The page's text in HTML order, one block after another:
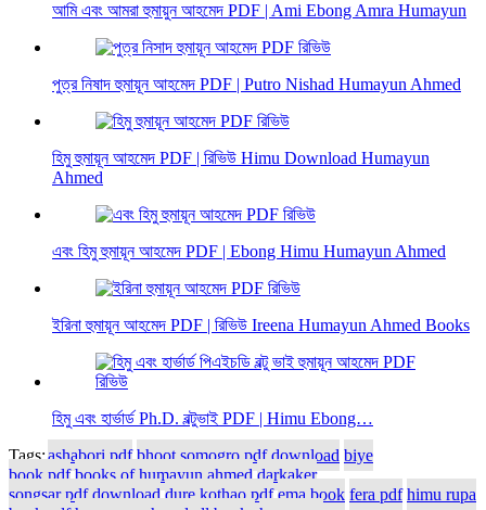
আমি এবং আমরা হুমায়ুন আহমেদ PDF | Ami Ebong Amra Humayun
পুত্র নিষাদ হুমায়ূন আহমেদ PDF | Putro Nishad Humayun Ahmed
হিমু হুমায়ূন আহমেদ PDF | রিভিউ Himu Download Humayun
Ahmed
এবং হিমু হুমায়ূন আহমেদ PDF | Ebong Himu Humayun Ahmed
ইরিনা হুমায়ূন আহমেদ PDF | রিভিউ Ireena Humayun Ahmed Books
হিমু এবং হার্ভার্ড Ph.D. বল্টুভাই PDF | Himu Ebong…
Tags:ashabori pdf bhoot somogro pdf download biye
book pdf books of humayun ahmed darkaker
songsar pdf download dure kothao pdf ema book fera pdf himu rupa